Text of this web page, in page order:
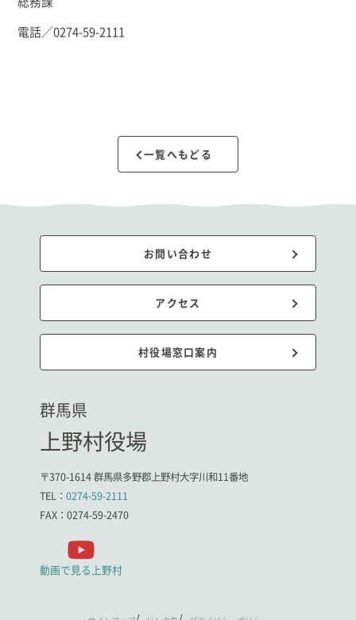
電話／0274-59-2111
一覧へもどる
お問い合わせ
アクセス
村役場窓口案内
群馬県
上野村役場
〒370-1614 群馬県多野郡上野村大字川和11番地
TEL： 0274-59-2111
FAX：0274-59-2470
動画で見る上野村